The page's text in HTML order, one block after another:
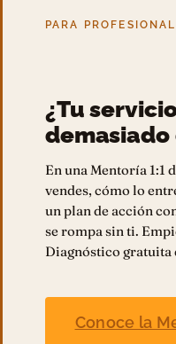
PARA
¿Tu
demasiado
En una Mentoría 1:1
vendes, cómo lo
un plan de acción
se rompa sin ti.
Diagnóstico gratuita
Conoce la